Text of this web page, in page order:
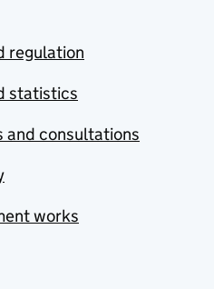
regulation
statistics
and consultations
works